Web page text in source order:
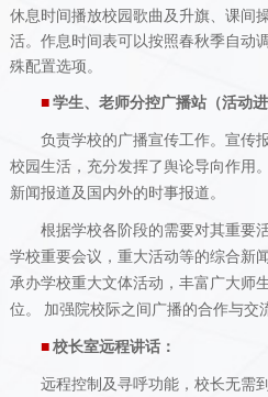
休息时间播放校园歌曲及升旗、课间
活。作息时间表可以按照春秋季自动
殊配置选项。
■ 学生、老师分控广播站（活动
负责学校的广播宣传工作。宣传
校园生活，充分发挥了舆论导向作用
新闻报道及国内外的时事报道。
根据学校各阶段的需要对其重要
学校重要会议，重大活动等的综合新
承办学校重大文体活动，丰富广大师
位。
加强院校际之间广播的合作与交
■ 校长室远程讲话：
远程控制及寻呼功能，校长无需